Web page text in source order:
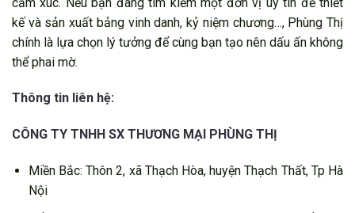
kế và sản xuất bảng vinh danh, kỷ niệm chương…, Phùng Thị
chính là lựa chọn lý tưởng để cùng bạn tạo nên dấu ấn không
thể phai mờ.
Thông tin liên hệ:
CÔNG TY TNHH SX THƯƠNG MẠI PHÙNG THỊ
Miền Bắc: Thôn 2, xã Thạch Hòa, huyện Thạch Thất, Tp Hà
Nội